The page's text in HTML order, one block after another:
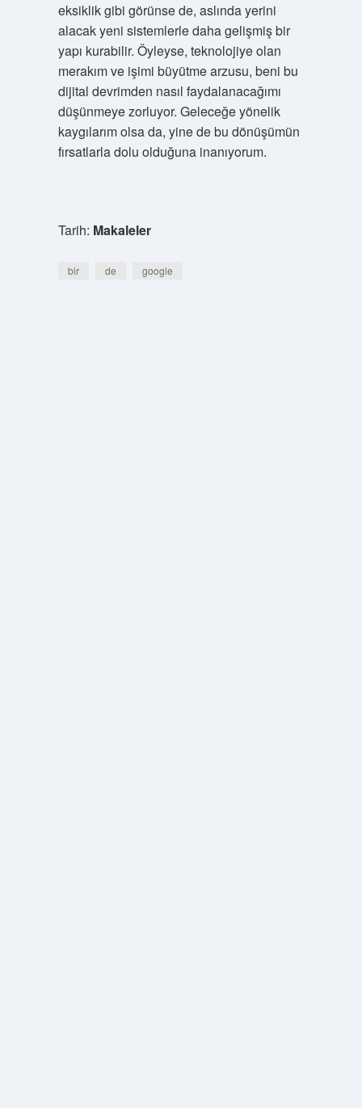
eksiklik gibi görünse de, aslında yerini
alacak yeni sistemlerle daha gelişmiş bir
yapı kurabilir. Öyleyse, teknolojiye olan
merakım ve işimi büyütme arzusu, beni bu
dijital devrimden nasıl faydalanacağımı
düşünmeye zorluyor. Geleceğe yönelik
kaygılarım olsa da, yine de bu dönüşümün
fırsatlarla dolu olduğuna inanıyorum.
Tarih: Makaleler
bir de google